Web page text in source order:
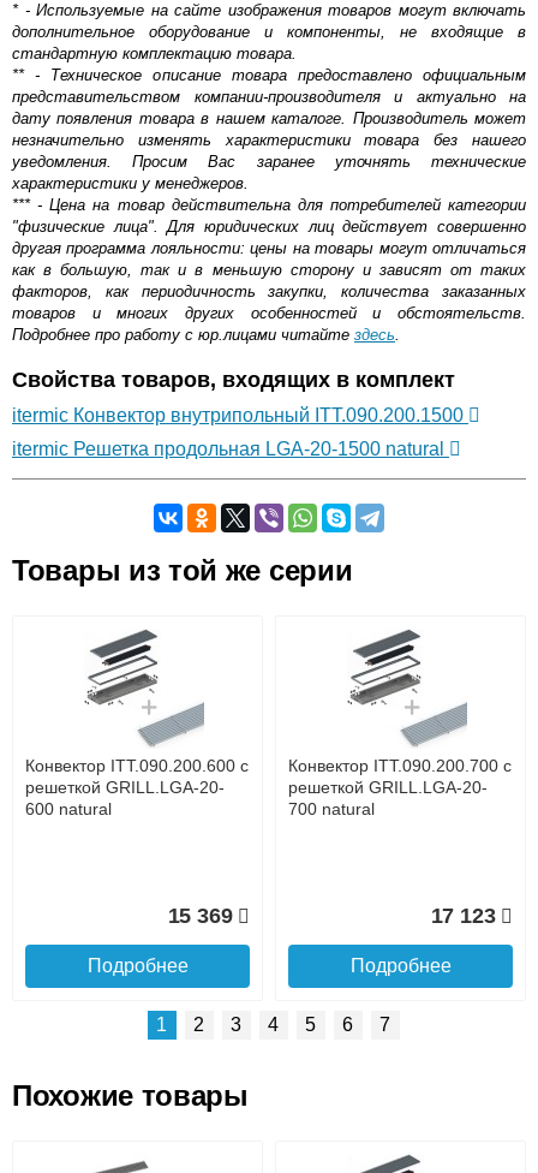
* - Используемые на сайте изображения товаров могут включать
дополнительное оборудование и компоненты, не входящие в
стандартную комплектацию товара.
** - Техническое описание товара предоставлено официальным
представительством компании-производителя и актуально на
дату появления товара в нашем каталоге. Производитель может
незначительно изменять характеристики товара без нашего
уведомления. Просим Вас заранее уточнять технические
характеристики у менеджеров.
*** - Цена на товар действительна для потребителей категории
"физические лица". Для юридических лиц действует совершенно
другая программа лояльности: цены на товары могут отличаться
как в большую, так и в меньшую сторону и зависят от таких
факторов, как периодичность закупки, количества заказанных
товаров и многих других особенностей и обстоятельств.
Подробнее про работу с юр.лицами читайте здесь.
Свойства товаров, входящих в комплект
itermic Конвектор внутрипольный ITT.090.200.1500
itermic Решетка продольная LGA-20-1500 natural
Оставьте отзыв
Доставка сантехники по Москве и Московской области
Наличный расчёт
Банковской картой на сайте в режиме реального
времени
Банковской картой при получении товара как при
доставке, так и самовывозом
Интернет-деньгами (Yandex-деньги, Web-money,
Qiwi-кошельки и другие).
Безналичный расчёт (возможно и с НДС)
Товары из той же серии
Конвектор ITT.090.200.600 с
решеткой GRILL.LGA-20-
600 natural
15 369
Подробнее
Конвектор ITT.090.200.700 с
решеткой GRILL.LGA-20-
700 natural
17 123
Подробнее
Конвектор ITT.090.200.1400 Конвектор ITT.090.200.1300
1 2 3 4 5 6 7
Похожие товары